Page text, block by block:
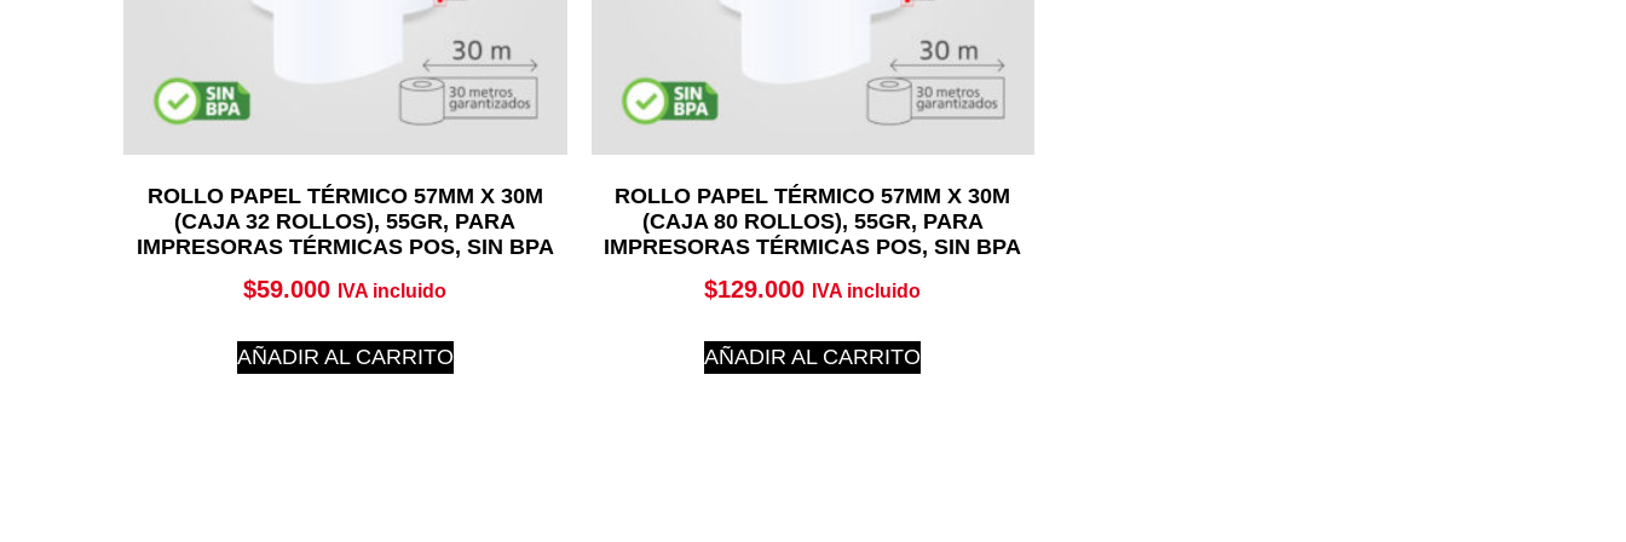
ROLLO PAPEL TÉRMICO 57MM X 30M
(CAJA 32 ROLLOS), 55GR, PARA
IMPRESORAS TÉRMICAS POS, SIN BPA
$59.000 IVA incluido
AÑADIR AL CARRITO
ROLLO PAPEL TÉRMICO 57MM X 30M
(CAJA 80 ROLLOS), 55GR, PARA
IMPRESORAS TÉRMICAS POS, SIN BPA
$129.000 IVA incluido
AÑADIR AL CARRITO